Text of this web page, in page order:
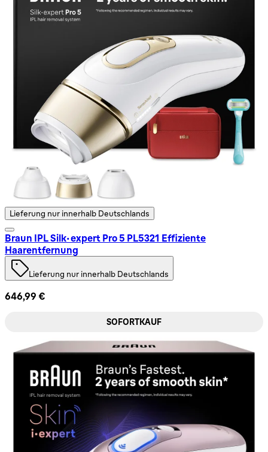
Lieferung nur innerhalb Deutschlands
Braun IPL Silk·expert Pro 5 PL5321 Effiziente
Haarentfernung
Lieferung nur innerhalb Deutschlands
646,99 €
SOFORTKAUF